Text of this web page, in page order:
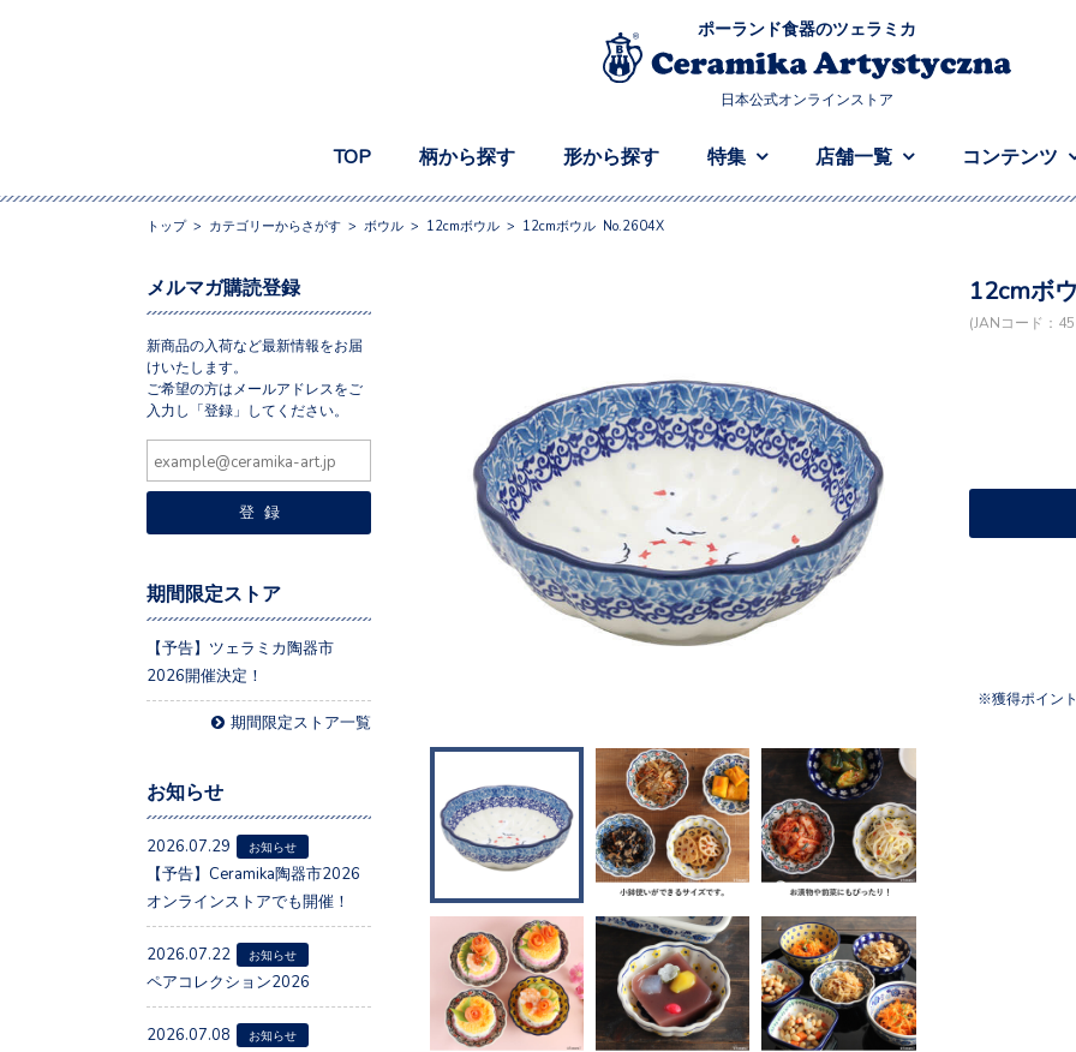
ポーランド食器のツェラミカ
日本公式オンラインストア
TOP 柄から探す 形から探す 特集 店舗一覧 コンテンツ
トップ> カテゴリーからさがす > ボウル > 12cmボウル > 12cmボウル No.2604X
12cmボ
(JANコード：
獲得ポイン
メルマガ購読登録
新商品の入荷など最新情報をお届
けいたします。
ご希望の方はメールアドレスをご
入力し「登録」してください。
期間限定ストア
【予告】ツェラミカ陶器市
2026開催決定！
期間限定ストア一覧
お知らせ
2026.07.29 お知らせ
【予告】Ceramika陶器市2026
オンラインストアでも開催！
2026.07.22 お知らせ
ペアコレクション2026
2026.07.08 お知らせ